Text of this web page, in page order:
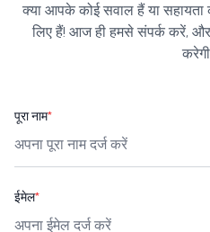
क्या आपके कोई सवाल हैं या
लिए हैं! आज ही हमसे संपर्क करें, और
पूरा नाम*
ईमेल*